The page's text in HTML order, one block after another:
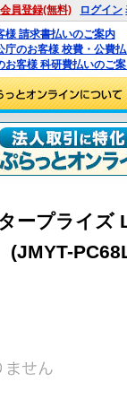
会員登録(無料) ログイン
様 請求書払いのご案内
庁のお客様 校費・公費
お客様 科研費払いのご
ープライズ
(JMYT-